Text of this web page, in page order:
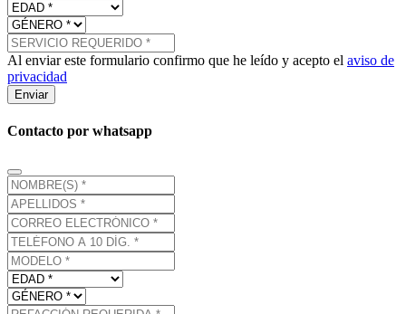
Al enviar este formulario confirmo que he leído y acepto el aviso de
privacidad
Enviar
Contacto por whatsapp